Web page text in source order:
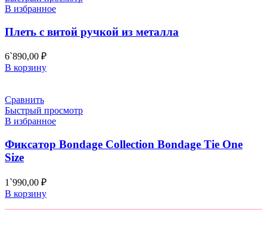
В избранное
Плеть с витой ручкой из металла
6`890,00 ₽
В корзину
Сравнить
Быстрый просмотр
В избранное
Фиксатор Bondage Collection Bondage Tie One
Size
1`990,00 ₽
В корзину